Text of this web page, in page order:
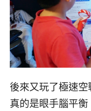
後來又玩了極速
真的是眼手腦平